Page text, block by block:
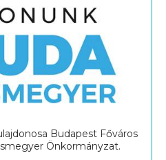
Budapest Főváros
Önkormányzat.